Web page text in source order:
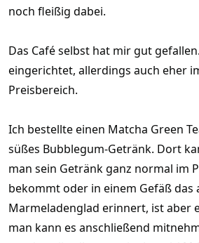
noch fleißig dabei.
Das Café selbst hat mir gut
eingerichtet, allerdings auch eher
Preisbereich.
Ich bestellte einen Matcha Green
süßes Bubblegum-Getränk. Dort
man sein Getränk ganz normal im
bekommt oder in einem Gefäß das
Marmeladenglad erinnert, ist aber
man kann es anschließend